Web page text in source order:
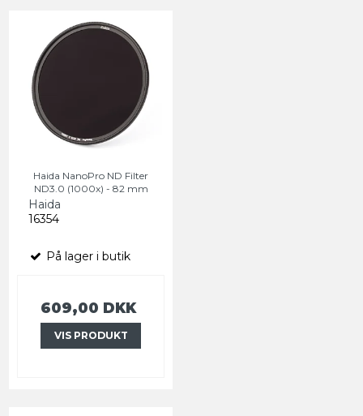
Haida NanoPro ND Filter
ND3.0 (1000x) - 82 mm
Haida
16354
På lager i butik
609,00 DKK
VIS PRODUKT